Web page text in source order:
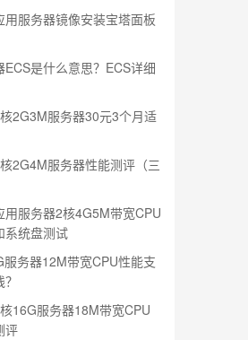
用服务器镜像安装宝塔面板
ECS是什么意思？ECS详细
2G3M服务器30元3个月适
2G4M服务器性能测评（三
用服务器2核4G5M带宽CPU
系统盘测试
务器12M带宽CPU性能支
16G服务器18M带宽CPU
评